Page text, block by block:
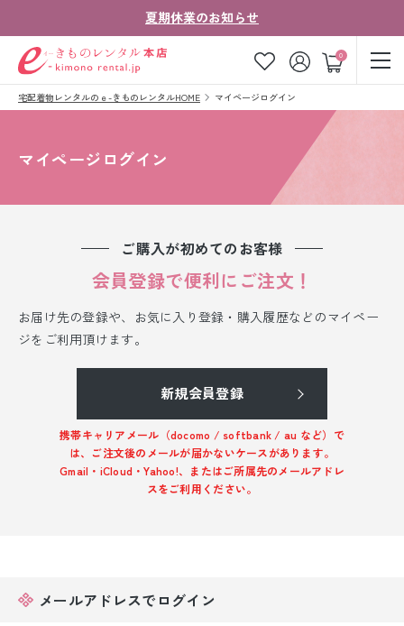
夏期休業のお知らせ
0
ゲスト
お気に入り ログイン
よくあるご質問
お問い合わせ
法人・グループの
お客様はこちら
着物の種類から探す
振袖レンタル
卒業式袴レンタル
ベビー着物レンタル
宅配着物レンタルのｅ-きものレンタルHOME マイページログイン
マイページログイン
ご購入が初めてのお客様
会員登録で便利にご注文！
お届け先の登録や、お気に入り登録・購入履歴などのマイペー
ジをご利用頂けます。
新規会員登録
携帯キャリアメール（docomo / softbank / au など）で
は、ご注文後のメールが届かないケースがあります。
Gmail・iCloud・Yahoo!、またはご所属先のメールアドレ
スをご利用ください。
メールアドレスでログイン